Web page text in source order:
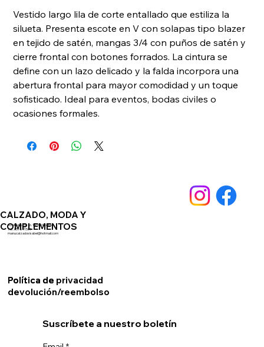
Vestido largo lila de corte entallado que estiliza la
silueta. Presenta escote en V con solapas tipo blazer
en tejido de satén, mangas 3/4 con puños de satén y
cierre frontal con botones forrados. La cintura se
define con un lazo delicado y la falda incorpora una
abertura frontal para mayor comodidad y un toque
sofisticado. Ideal para eventos, bodas civiles o
ocasiones formales.
CALZADO, MODA Y
COMPLEMENTOS
Política de privacidad
Política de
devolución/reembolso
Av. Andalucia 76. 14550 Montilla
Telf. 659891561
manucalzadosisabel@hotmail.com
Suscríbete a nuestro boletín